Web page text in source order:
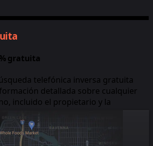
gratuita
telefónica inversa gratuita
detallada sobre cualquier
incluido el propietario y la